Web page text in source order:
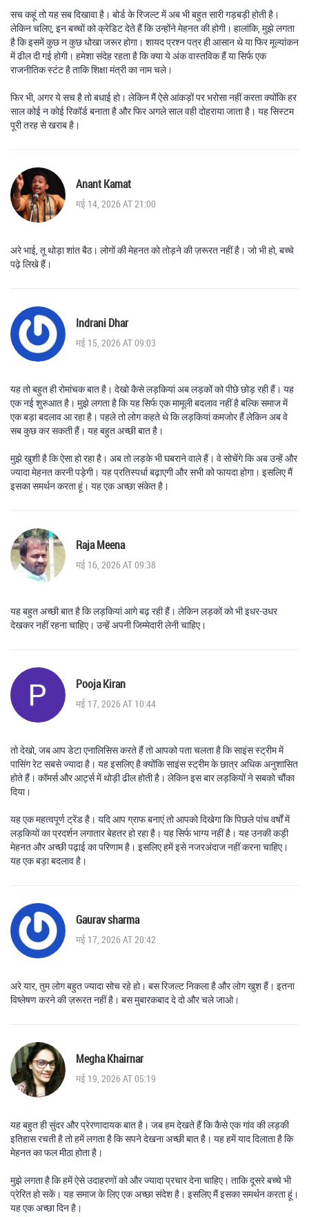
सच कहूं तो यह सब दिखावा है। बोर्ड के रिजल्ट में अब भी बहुत सारी गड़बड़ी होती है।
लेकिन चलिए, इन बच्चों को क्रेडिट देते हैं कि उन्होंने मेहनत की होगी। हालांकि, मुझे लगता
है कि इसमें कुछ न कुछ धोखा जरूर होगा। शायद प्रश्न पत्र ही आसान थे या फिर मूल्यांकन
में ढील दी गई होगी। हमेशा संदेह रहता है कि क्या ये अंक वास्तविक हैं या सिर्फ एक
राजनीतिक स्टंट है ताकि शिक्षा मंत्री का नाम चले।
फिर भी, अगर ये सच है तो बधाई हो। लेकिन मैं ऐसे आंकड़ों पर भरोसा नहीं करता क्योंकि हर
साल कोई न कोई रिकॉर्ड बनाता है और फिर अगले साल वही दोहराया जाता है। यह सिस्टम
पूरी तरह से खराब है।
Anant Kamat
मई 14, 2026 AT 21:00
अरे भाई, तू थोड़ा शांत बैठ। लोगों की मेहनत को तोड़ने की ज़रूरत नहीं है। जो भी हो, बच्चे
पढ़े लिखे हैं।
Indrani Dhar
मई 15, 2026 AT 09:03
यह तो बहुत ही रोमांचक बात है। देखो कैसे लड़कियां अब लड़कों को पीछे छोड़ रही हैं। यह
एक नई शुरुआत है। मुझे लगता है कि यह सिर्फ एक मामूली बदलाव नहीं है बल्कि समाज में
एक बड़ा बदलाव आ रहा है। पहले तो लोग कहते थे कि लड़कियां कमजोर हैं लेकिन अब वे
सब कुछ कर सकती हैं। यह बहुत अच्छी बात है।
मुझे खुशी है कि ऐसा हो रहा है। अब तो लड़के भी घबराने वाले हैं। वे सोचेंगे कि अब उन्हें और
ज्यादा मेहनत करनी पड़ेगी। यह प्रतिस्पर्धा बढ़ाएगी और सभी को फायदा होगा। इसलिए मैं
इसका समर्थन करता हूं। यह एक अच्छा संकेत है।
Raja Meena
मई 16, 2026 AT 09:38
यह बहुत अच्छी बात है कि लड़कियां आगे बढ़ रही हैं। लेकिन लड़कों को भी इधर-उधर
देखकर नहीं रहना चाहिए। उन्हें अपनी जिम्मेदारी लेनी चाहिए।
Pooja Kiran
मई 17, 2026 AT 10:44
तो देखो, जब आप डेटा एनालिसिस करते हैं तो आपको पता चलता है कि साइंस स्ट्रीम में
पासिंग रेट सबसे ज्यादा है। यह इसलिए है क्योंकि साइंस स्ट्रीम के छात्र अधिक अनुशासित
होते हैं। कॉमर्स और आर्ट्स में थोड़ी ढील होती है। लेकिन इस बार लड़कियों ने सबको चौंका
दिया।
यह एक महत्वपूर्ण ट्रेंड है। यदि आप ग्राफ बनाएं तो आपको दिखेगा कि पिछले पांच वर्षों में
लड़कियों का प्रदर्शन लगातार बेहतर हो रहा है। यह सिर्फ भाग्य नहीं है। यह उनकी कड़ी
मेहनत और अच्छी पढ़ाई का परिणाम है। इसलिए हमें इसे नजरअंदाज नहीं करना चाहिए।
यह एक बड़ा बदलाव है।
Gaurav sharma
मई 17, 2026 AT 20:42
अरे यार, तुम लोग बहुत ज्यादा सोच रहे हो। बस रिजल्ट निकला है और लोग खुश हैं। इतना
विष्लेषण करने की ज़रूरत नहीं है। बस मुबारकबाद दे दो और चले जाओ।
Megha Khairnar
मई 19, 2026 AT 05:19
यह बहुत ही सुंदर और प्रेरणादायक बात है। जब हम देखते हैं कि कैसे एक गांव की लड़की
इतिहास रचती है तो हमें लगता है कि सपने देखना अच्छी बात है। यह हमें याद दिलाता है कि
मेहनत का फल मीठा होता है।
मुझे लगता है कि हमें ऐसे उदाहरणों को और ज्यादा प्रचार देना चाहिए। ताकि दूसरे बच्चे भी
प्रेरित हो सकें। यह समाज के लिए एक अच्छा संदेश है। इसलिए मैं इसका समर्थन करता हूं।
यह एक अच्छा दिन है।